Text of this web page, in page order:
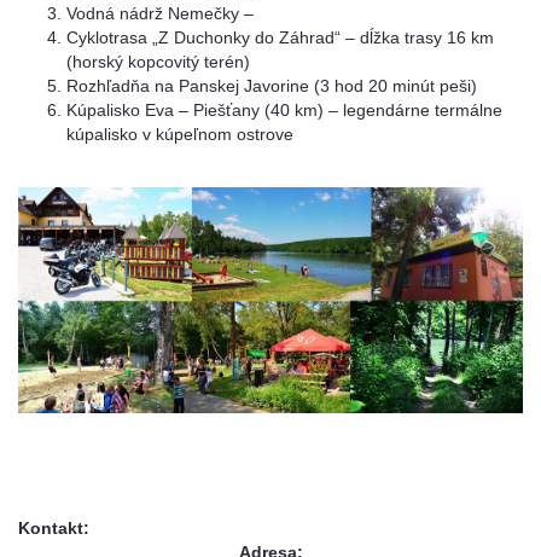
Vodná nádrž Nemečky –
Cyklotrasa „Z Duchonky do Záhrad“ – dĺžka trasy 16 km
(horský kopcovitý terén)
Rozhľadňa na Panskej Javorine (3 hod 20 minút peši)
Kúpalisko Eva – Piešťany (40 km) – legendárne termálne
kúpalisko v kúpeľnom ostrove
Kontakt:
Adresa: